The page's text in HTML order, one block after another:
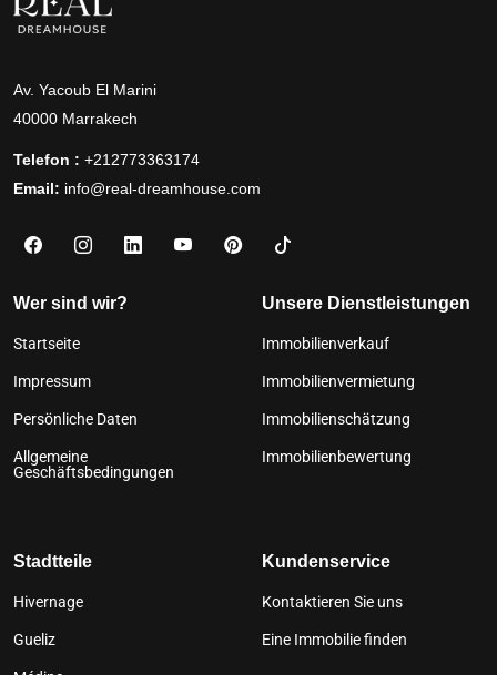
Av. Yacoub El Marini
40000 Marrakech
Telefon : +212773363174
Email: info@real-dreamhouse.com
Wer sind wir?
Startseite
Impressum
Persönliche Daten
Allgemeine
Geschäftsbedingungen
Unsere Dienstleistungen
Immobilienverkauf
Immobilienvermietung
Immobilienschätzung
Immobilienbewertung
Stadtteile
Hivernage
Gueliz
Kundenservice
Kontaktieren Sie uns
Eine Immobilie finden